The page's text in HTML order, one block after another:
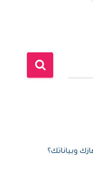
وبياناتك؟